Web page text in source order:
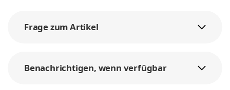
Frage zum Artikel
Benachrichtigen, wenn verfügbar